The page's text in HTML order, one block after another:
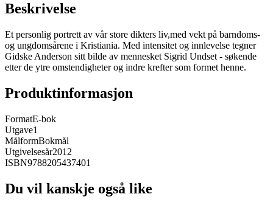
Beskrivelse
Et personlig portrett av vår store dikters liv,med vekt på barndoms-
og ungdomsårene i Kristiania. Med intensitet og innlevelse tegner
Gidske Anderson sitt bilde av mennesket Sigrid Undset - søkende
etter de ytre omstendigheter og indre krefter som formet henne.
Produktinformasjon
FormatE-bok
Utgave1
MålformBokmål
Utgivelsesår2012
ISBN9788205437401
Du vil kanskje også like